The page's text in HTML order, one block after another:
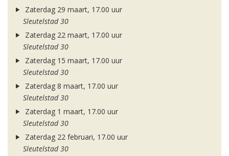
Zaterdag 29 maart, 17.00 uur
Sleutelstad 30
Zaterdag 22 maart, 17.00 uur
Sleutelstad 30
Zaterdag 15 maart, 17.00 uur
Sleutelstad 30
Zaterdag 8 maart, 17.00 uur
Sleutelstad 30
Zaterdag 1 maart, 17.00 uur
Sleutelstad 30
Zaterdag 22 februari, 17.00 uur
Sleutelstad 30